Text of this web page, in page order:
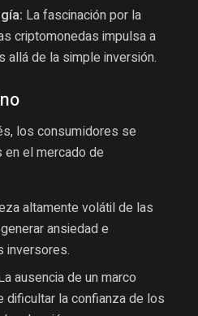
La fascinación por la
criptomonedas impulsa a
allá de la simple inversión.
los consumidores se
el mercado de
altamente volátil de las
ansiedad e
inversores.
ausencia de un marco
dificultar la confianza de los